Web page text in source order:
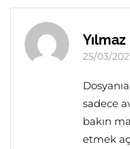
Yılmaz
25/03/
sadece
bakın
etmek